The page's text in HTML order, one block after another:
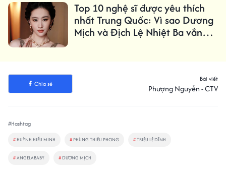
Top 10 nghệ sĩ được yêu thích
nhất Trung Quốc: Vì sao Dương
Mịch và Địch Lệ Nhiệt Ba vắng
Chia sẻ
Bài viết
Phượng Nguyễn - CTV
#Hashtag
# HUỲNH HIỂU MINH # PHÙNG THIỆU PHONG #TRIỆU LỆ DĨNH
#ANGELABABY # DƯƠNG MỊCH